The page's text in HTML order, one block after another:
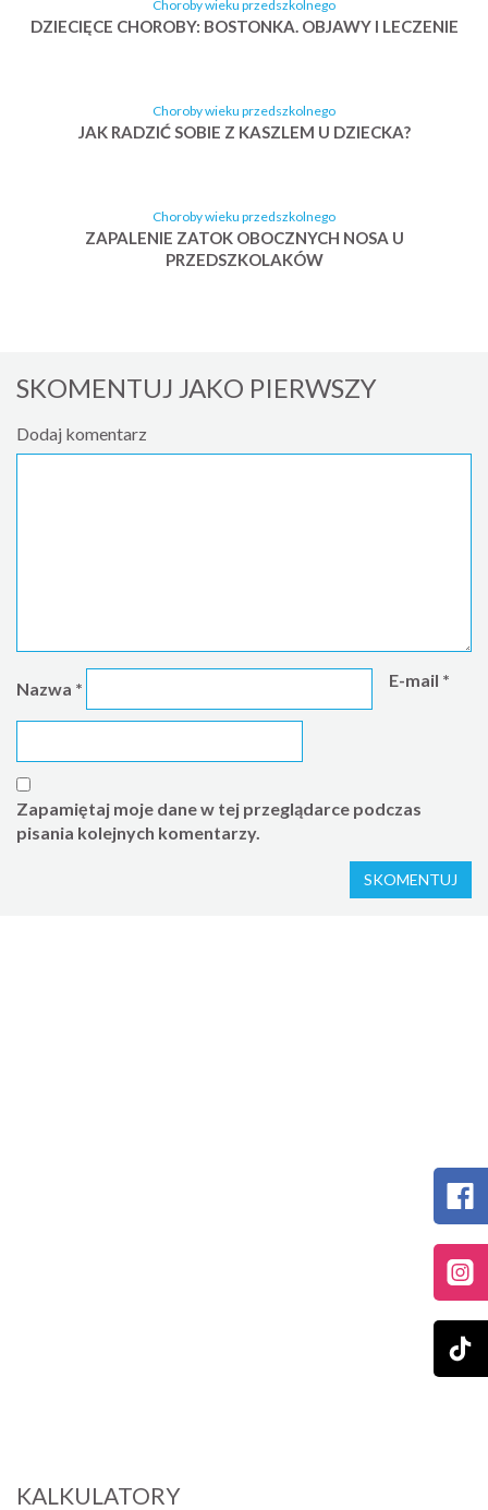
Choroby wieku przedszkolnego
DZIECIĘCE CHOROBY: BOSTONKA. OBJAWY I LECZENIE
Choroby wieku przedszkolnego
JAK RADZIĆ SOBIE Z KASZLEM U DZIECKA?
Choroby wieku przedszkolnego
ZAPALENIE ZATOK OBOCZNYCH NOSA U
PRZEDSZKOLAKÓW
SKOMENTUJ JAKO PIERWSZY
Dodaj komentarz
Nazwa * E-mail *
Zapamiętaj moje dane w tej przeglądarce podczas
pisania kolejnych komentarzy.
KALKULATORY